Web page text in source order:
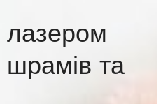
лазером
шрамів та